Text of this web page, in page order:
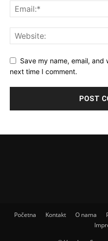
Save my name, email,
next time I comment.
Početna Kontakt O nama